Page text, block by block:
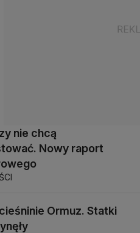
nie chcą
Nowy raport
Ormuz. Statki